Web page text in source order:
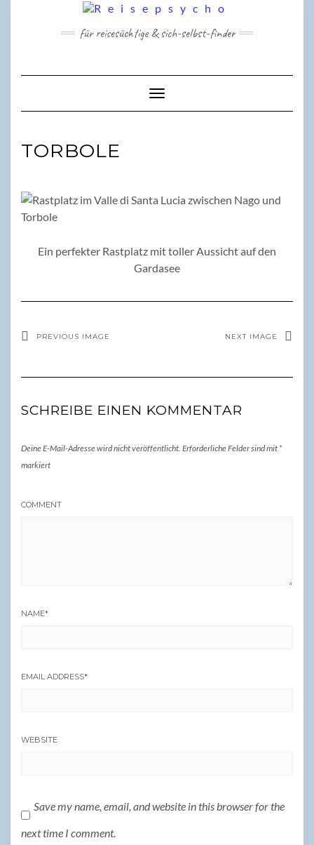
für reisesüchtige & sich-selbst-finder
Toggle Navigation
TORBOLE
Ein perfekter Rastplatz mit toller Aussicht auf den
Gardasee
PREVIOUS IMAGE NEXT IMAGE
SCHREIBE EINEN KOMMENTAR
Deine E-Mail-Adresse wird nicht veröffentlicht. Erforderliche Felder sind mit *
markiert
COMMENT
NAME*
EMAIL ADDRESS*
WEBSITE
Save my name, email, and website in this browser for the
next time I comment.